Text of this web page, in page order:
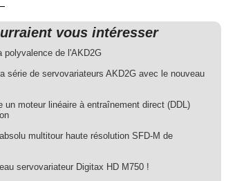
vous intéresser
polyvalence de l'AKD2G
série de servovariateurs AKD2G avec le nouveau
un moteur linéaire à entraînement direct (DDL)
multitour haute résolution SFD-M de
servovariateur Digitax HD M750 !